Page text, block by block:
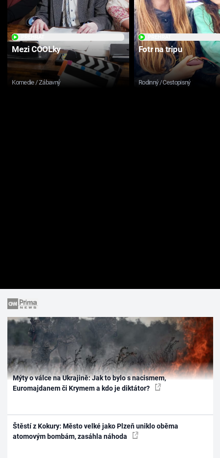
Mezi COOLky
Komedie / Zábavný
Fotr na tripu
Rodinný / Cestopisný
Mýty o válce na Ukrajině: Jak to bylo s nacismem,
Euromajdanem či Krymem a kdo je diktátor?
Štěstí z Kokury: Město velké jako Plzeň uniklo oběma
atomovým bombám, zasáhla náhoda